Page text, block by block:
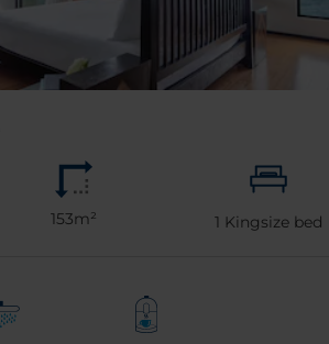
153m² 1 Kingsize bed